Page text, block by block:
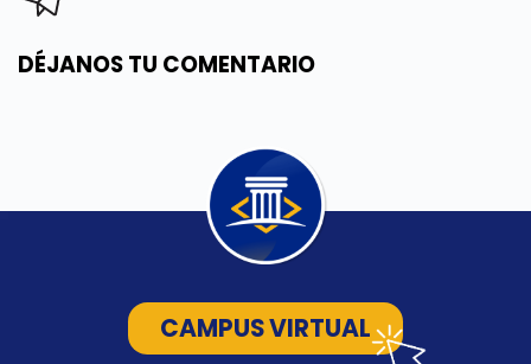
DÉJANOS TU COMENTARIO
CAMPUS VIRTUAL